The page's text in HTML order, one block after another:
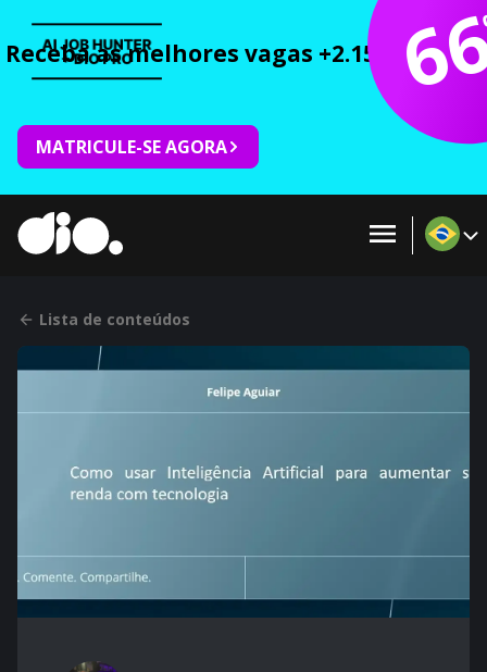
Receba as melhores vagas +2.150 cursos
MATRICULE-SE AGORA
Lista de conteúdos